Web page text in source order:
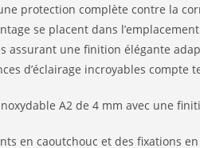
protection complète contre la
se placent dans
assurant une finition élégante
d’éclairage incroyables
A2 de 4 mm avec une
en caoutchouc et des fixations